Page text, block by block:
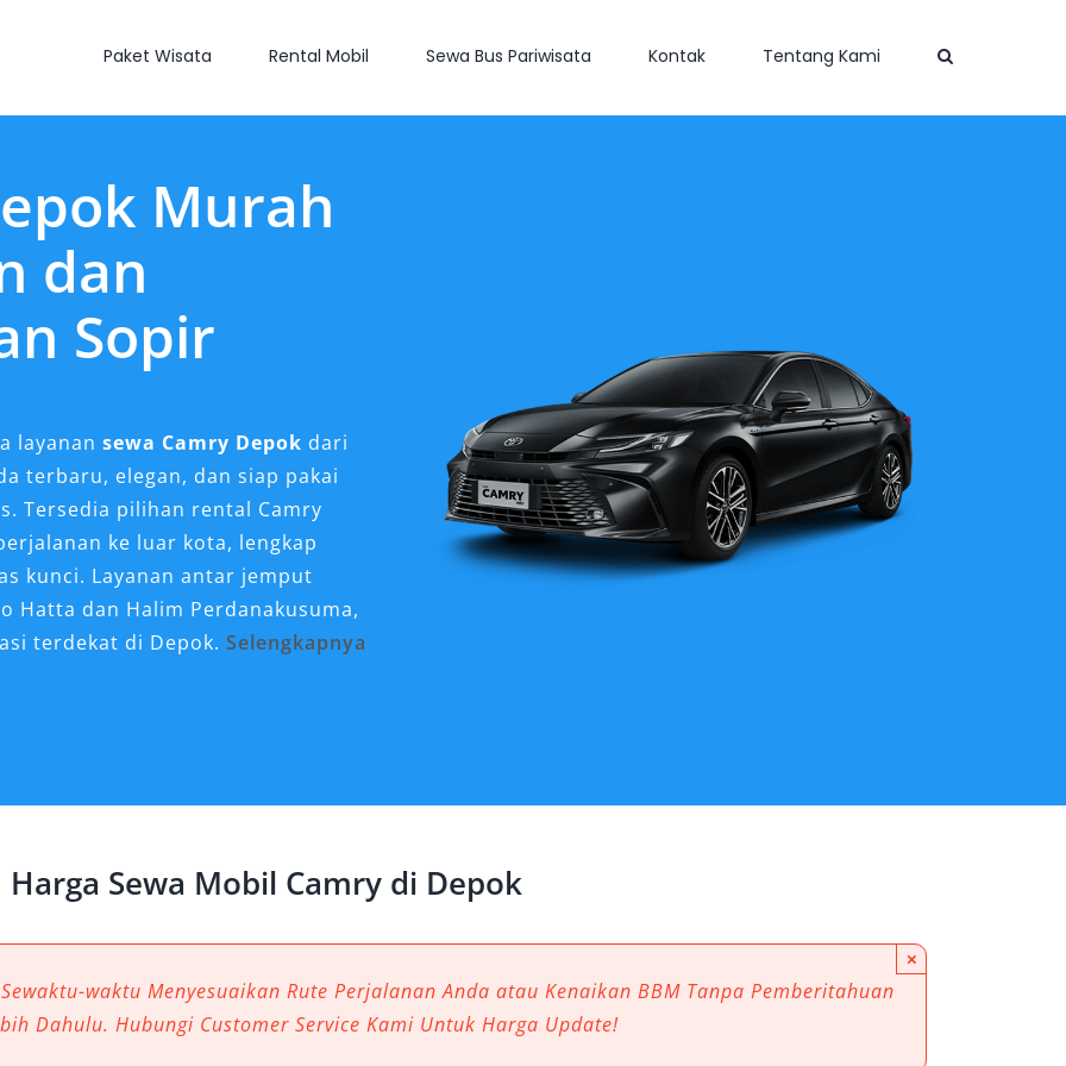
Paket Wisata Rental Mobil Sewa Bus Pariwisata Kontak Tentang Kami
Murah
dan
Sopir
layanansewa Camry Depok dari
terbaru, elegan, dan siap pakai
Tersedia pilihan rental Camry
ke luar kota, lengkap
kunci. Layanan antar jemput
Hatta dan Halim Perdanakusuma,
terdekat di Depok.Selengkapnya
ini bukan hanya menawarkan
perjalanan bisnis maupun
diminati berkat fleksibilitas
Harga Sewa Mobil Camry di Depok
waktu Menyesuaikan Rute Perjalanan Anda atau Kenaikan BBM Tanpa Pemberitahuan
Dahulu. Hubungi Customer Service Kami Untuk Harga Update!
×